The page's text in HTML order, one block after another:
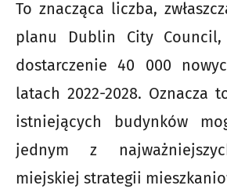
To znacząca liczba,
planu Dublin City Council,
dostarczenie 40 000
latach 2022-2028. Oznacza
istniejących budynków
jednym z
miejskiej strategii